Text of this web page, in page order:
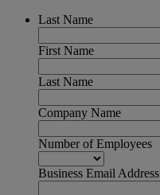
Last Name
First Name
Last Name
Company Name
Number of Employees
Business Email Address